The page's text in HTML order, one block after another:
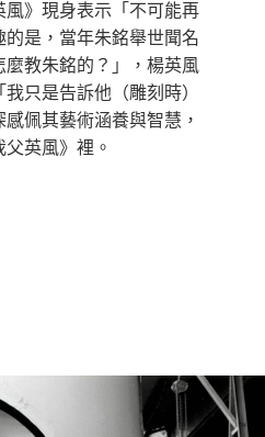
》現身表示「不可能再
是，當年朱銘舉世聞名
麼教朱銘的？」，楊英風
只是告訴他（雕刻時）
佩其藝術涵養與智慧，
英風》裡。